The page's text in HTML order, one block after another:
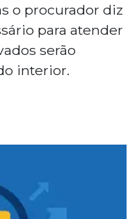
o procurador diz
para atender
serão
interior.